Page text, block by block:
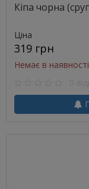
Кіпа чорна
Ціна
319 грн
Немає в наявності